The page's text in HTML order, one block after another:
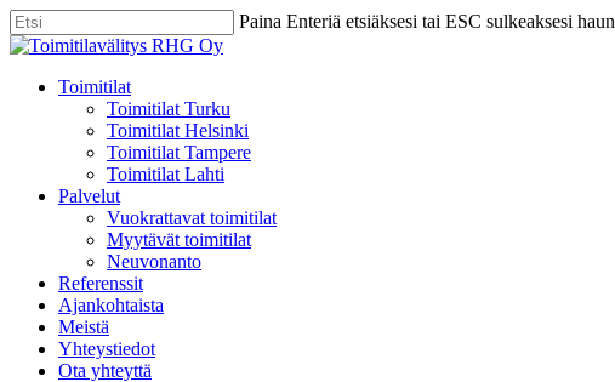
Skip
to
content
Paina Enteriä etsiäksesi tai ESC sulkeaksesi haun
Close
Menu
Toimitilat
Toimitilat Turku
Toimitilat Helsinki
Toimitilat Tampere
Toimitilat Lahti
Palvelut
Vuokrattavat toimitilat
Myytävät toimitilat
Neuvonanto
Referenssit
Ajankohtaista
Meistä
Yhteystiedot
Ota yhteyttä